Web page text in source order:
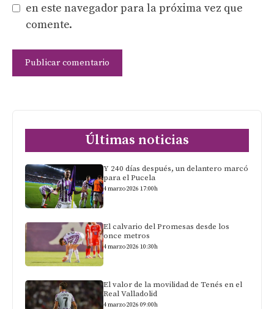
en este navegador para la próxima vez que
comente.
Últimas noticias
Y 240 días después, un delantero marcó
para el Pucela
4 marzo 2026 17:00h
El calvario del Promesas desde los
once metros
4 marzo 2026 10:30h
El valor de la movilidad de Tenés en el
Real Valladolid
4 marzo 2026 09:00h